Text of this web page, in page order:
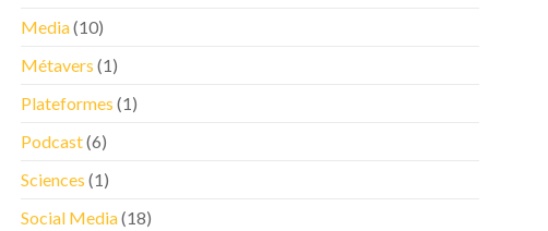
Media(10)
Métavers (1)
Plateformes (1)
Podcast(6)
Sciences (1)
Social Media(18)